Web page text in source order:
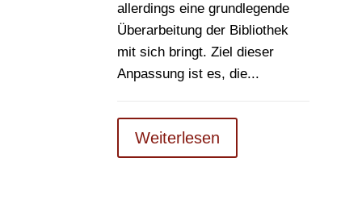
allerdings eine grundlegende
Überarbeitung der Bibliothek
mit sich bringt. Ziel dieser
Anpassung ist es, die...
Weiterlesen